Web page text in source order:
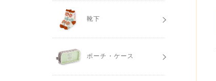
靴下
ポーチ・ケース